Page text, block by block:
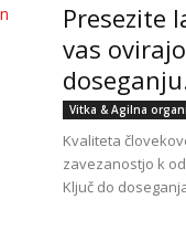
Presezite
vas
Vitka & Agilna
Kvaliteta
zavezanostjo k
Ključ do